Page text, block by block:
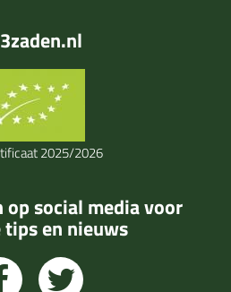
2025/2026
op social media voor
en nieuws